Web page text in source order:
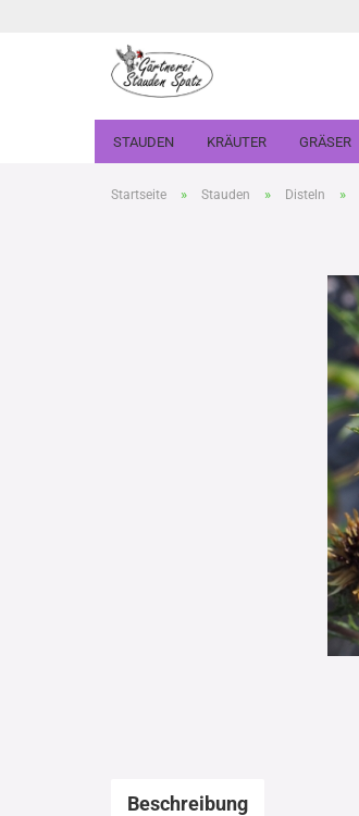
STAUDEN KRÄUTER GRÄSER
Startseite » Stauden » Disteln »
Beschreibung